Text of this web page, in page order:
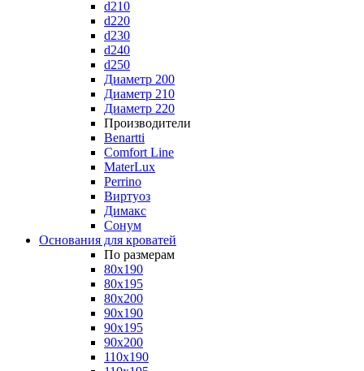
d210
d220
d230
d240
d250
Диаметр 200
Диаметр 210
Диаметр 220
Производители
Benartti
Comfort Line
MaterLux
Perrino
Виртуоз
Димакс
Сонум
Основания для кроватей
По размерам
80x190
80x195
80x200
90x190
90x195
90x200
110x190